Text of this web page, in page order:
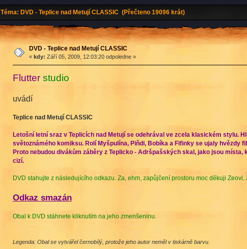
Téma: DVD - Teplice nad Metují CLASSIC (Přečteno 19096 krát)
DVD - Teplice nad Metují CLASSIC
« kdy: Září 05, 2009, 12:03:20 odpoledne »
Flutter studio
uvádí
Teplice nad Metují CLASSIC
Letošní letní sraz v Teplicích nad Metují se odehrával ve zcela klasickém stylu.
světoznámého komiksu. Rolí Myšpulína, Piňdi, Bobíka a Fifinky se ujaly hvězdy
Proto nebudou divákům záběry z Teplicko - Adršpašských skal, jako jsou
cizí.
DVD stahujte z následujícího odkazu. Za, ehm, zapůjčení prostoru moc děkuji
Odkaz smazán
Obal k DVD stáhnete kliknutím na jeho zmenšeninu.
Legenda: Obal se vytvářel černobílý, protože jeho autor neměl v tiskárně barvu.